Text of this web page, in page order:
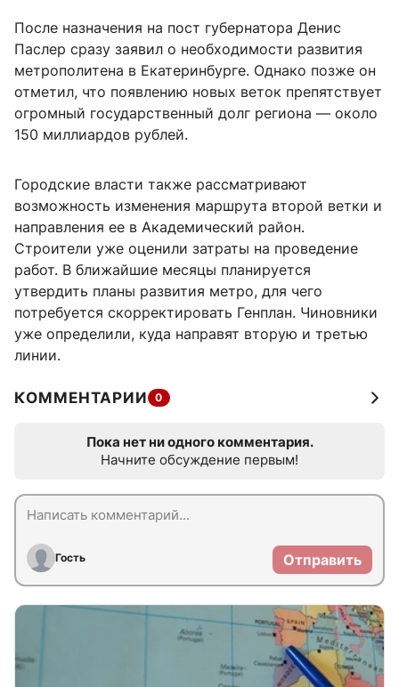
После назначения на пост губернатора Денис
Паслер сразу заявил о необходимости развития
метрополитена в Екатеринбурге. Однако позже он
отметил, что появлению новых веток препятствует
огромный государственный долг региона — около
150 миллиардов рублей.
Городские власти также рассматривают
возможность изменения маршрута второй ветки и
направления ее в Академический район.
Строители уже оценили затраты на проведение
работ. В ближайшие месяцы планируется
утвердить планы развития метро, для чего
потребуется скорректировать Генплан. Чиновники
уже определили, куда направят вторую и третью
линии.
КОММЕНТАРИИ 0
Пока нет ни одного комментария.
Начните обсуждение первым!
Гость Отправить